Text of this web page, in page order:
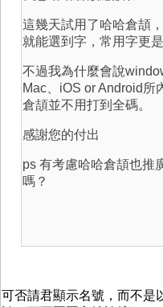
這幾天試用了哈哈倉頡
就能選到字，常用字更
不過我為什麼會說
Mac、iOS or Android所
倉頡並不用打到全碼。
感謝您的付出
ps 有考慮哈哈倉頡也推
嗎？
可否請君顯示名號，而不是